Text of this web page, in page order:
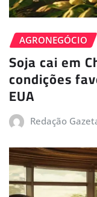
AGRONEGÓCIO
Soja cai em
condições
EUA
Redação